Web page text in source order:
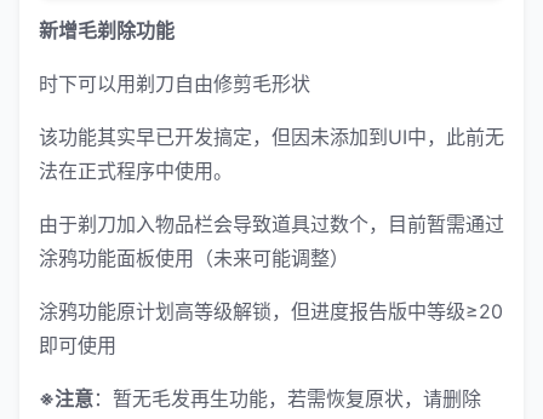
新增毛剃除功能
时下可以用剃刀自由修剪毛形状
该功能其实早已开发搞定，但因未添加到UI中，此前无
法在正式程序中使用。
由于剃刀加入物品栏会导致道具过数个，目前暂需通过
涂鸦功能面板使用（未来可能调整）
涂鸦功能原计划高等级解锁，但进度报告版中等级≥20
即可使用
※注意：暂无毛发再生功能，若需恢复原状，请删除